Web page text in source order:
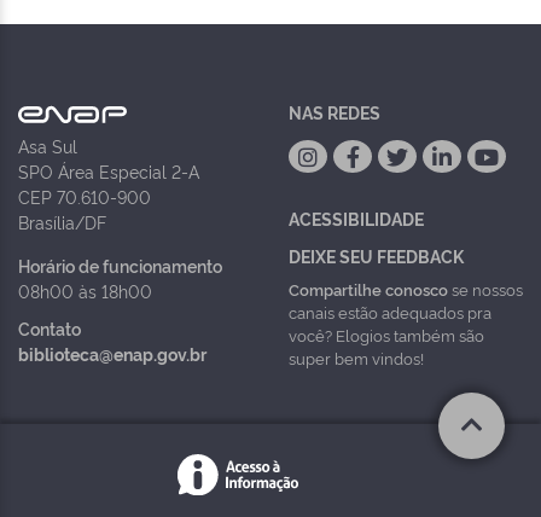
Asa Sul
SPO Área Especial 2-A
CEP 70.610-900
Brasília/DF
Horário de funcionamento
08h00 às 18h00
Contato
biblioteca@enap.gov.br
NAS REDES
ACESSIBILIDADE
DEIXE SEU FEEDBACK
Compartilhe conoscose nossos
canais estão adequados pra
você? Elogios também são
super bem vindos!